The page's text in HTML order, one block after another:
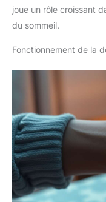
joue un rôle croissant
du sommeil.
Fonctionnement de la